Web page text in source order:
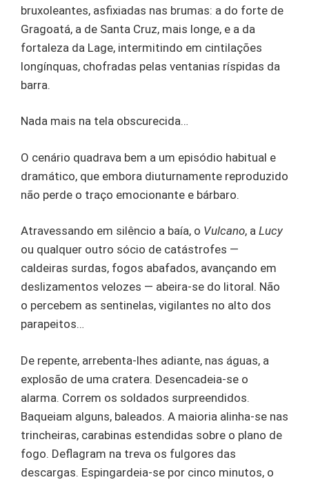
bruxoleantes, asfixiadas nas brumas: a do forte de
Gragoatá, a de Santa Cruz, mais longe, e a da
fortaleza da Lage, intermitindo em cintilações
longínquas, chofradas pelas ventanias ríspidas da
barra.
Nada mais na tela obscurecida…
O cenário quadrava bem a um episódio habitual e
dramático, que embora diuturnamente reproduzido
não perde o traço emocionante e bárbaro.
Atravessando em silêncio a baía, o Vulcano, a Lucy
ou qualquer outro sócio de catástrofes —
caldeiras surdas, fogos abafados, avançando em
deslizamentos velozes — abeira-se do litoral. Não
o percebem as sentinelas, vigilantes no alto dos
parapeitos…
De repente, arrebenta-lhes adiante, nas águas, a
explosão de uma cratera. Desencadeia-se o
alarma. Correm os soldados surpreendidos.
Baqueiam alguns, baleados. A maioria alinha-se nas
trincheiras, carabinas estendidas sobre o plano de
fogo. Deflagram na treva os fulgores das
descargas. Espingardeia-se por cinco minutos, o